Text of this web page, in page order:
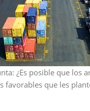
¿Es posible que los
favorables que les